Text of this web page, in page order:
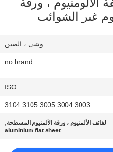
الألومنيوم ، ورقة
غير الشوائب
وشى ، الصين
no brand
ISO
3003 3004 3005 3105 3104
لفائف الألمنيوم ، ورقة الألمنيوم المسطحة,
aluminium flat sheet